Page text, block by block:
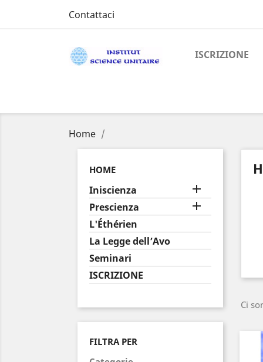
Contattaci
ISCRIZIONE
Home
HOME
Iniscienza 
Prescienza 
L'Éthérien
La Legge dell’Avo
Seminari
ISCRIZIONE
FILTRA PER
Ci